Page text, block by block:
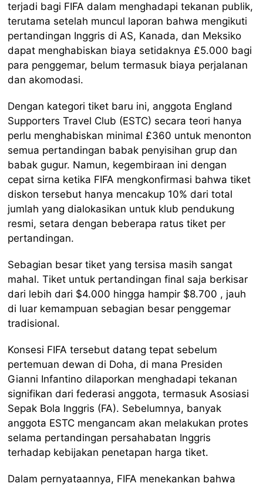
terjadi bagi FIFA dalam menghadapi tekanan publik,
terutama setelah muncul laporan bahwa mengikuti
pertandingan Inggris di AS, Kanada, dan Meksiko
dapat menghabiskan biaya setidaknya £5.000 bagi
para penggemar, belum termasuk biaya perjalanan
dan akomodasi.
Dengan kategori tiket baru ini, anggota England
Supporters Travel Club (ESTC) secara teori hanya
perlu menghabiskan minimal £360 untuk menonton
semua pertandingan babak penyisihan grup dan
babak gugur. Namun, kegembiraan ini dengan
cepat sirna ketika FIFA mengkonfirmasi bahwa tiket
diskon tersebut hanya mencakup 10% dari total
jumlah yang dialokasikan untuk klub pendukung
resmi, setara dengan beberapa ratus tiket per
pertandingan.
Sebagian besar tiket yang tersisa masih sangat
mahal. Tiket untuk pertandingan final saja berkisar
dari lebih dari $4.000 hingga hampir $8.700 , jauh
di luar kemampuan sebagian besar penggemar
tradisional.
Konsesi FIFA tersebut datang tepat sebelum
pertemuan dewan di Doha, di mana Presiden
Gianni Infantino dilaporkan menghadapi tekanan
signifikan dari federasi anggota, termasuk Asosiasi
Sepak Bola Inggris (FA). Sebelumnya, banyak
anggota ESTC mengancam akan melakukan protes
selama pertandingan persahabatan Inggris
terhadap kebijakan penetapan harga tiket.
Dalam pernyataannya, FIFA menekankan bahwa